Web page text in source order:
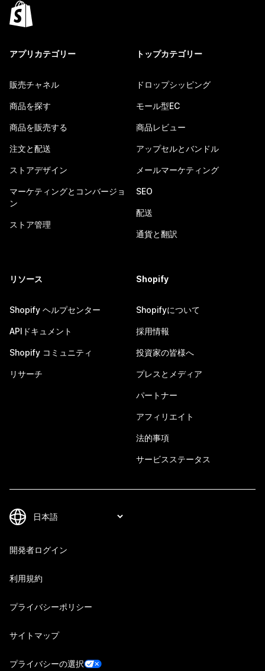
アプリカテゴリー
販売チャネル
商品を探す
商品を販売する
注文と配送
ストアデザイン
マーケティングとコンバージョ
ン
ストア管理
トップカテゴリー
ドロップシッピング
モール型EC
商品レビュー
アップセルとバンドル
メールマーケティング
SEO
配送
通貨と翻訳
リソース
Shopify ヘルプセンター
APIドキュメント
Shopify コミュニティ
リサーチ
Shopify
Shopifyについて
採用情報
投資家の皆様へ
プレスとメディア
パートナー
アフィリエイト
法的事項
サービスステータス
開発者ログイン
利用規約
プライバシーポリシー
サイトマップ
プライバシーの選択